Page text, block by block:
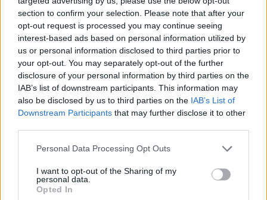
section to confirm your selection. Please note that after your
opt-out request is processed you may continue seeing
interest-based ads based on personal information utilized by
us or personal information disclosed to third parties prior to
your opt-out. You may separately opt-out of the further
disclosure of your personal information by third parties on the
IAB’s list of downstream participants. This information may
also be disclosed by us to third parties on the IAB’s List of
Downstream Participants that may further disclose it to other
Personal Data Processing Opt Outs
I want to opt-out of the Sharing of my
personal data.
Opted In
Liverpool chiede tanto, ma ci sono margini per abbassare le
pretese. Musah? Il Milan sta giocando al rialzo, chiede 25
milioni ed il Napoli offre 20 ed è già una buonissima offerta.
Saranno decisive le prossime 48 ore. Il Napoli potrebbe
ripiegare altrove se il Milan non dovesse cambiare idea.
Anguissa potrebbe partire, presto ci sarà un colloquio con
Conte. La pista Sudakov non è così calda, c'è un'intesa col
giocatore ma non con lo Shakhtar. Osimhen? Al Napoli farebbe
la differenza, ma lui ha altri programmi. L'Al-Hilal farà un altro
grandissimo rilancio, offrirà più di 45 milioni all'anno
che non sappiamo, in Premier nessuno offrirà tanto. Conte ha
posto il veto su Osimhen alla Juventus. Il Napoli deve cederlo,
non per esigenze particolari ma per evitare tormentoni ed
anche per questioni di bilancio".